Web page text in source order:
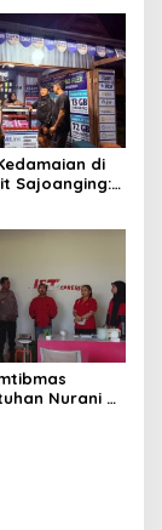
di
Sajoanging:
Nurani di